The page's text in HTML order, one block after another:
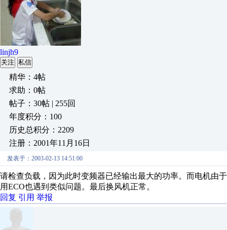
linjh9
关注 私信
精华：4帖
求助：0帖
帖子：30帖 | 255回
年度积分：100
历史总积分：2209
注册：2001年11月16日
发表于：2003-02-13 14:51:00
请检查负载，因为此时变频器已经输出最大的功率。而电机由
用ECO也遇到类似问题。最后换风机正常。
回复 引用 举报